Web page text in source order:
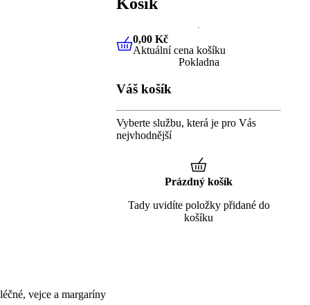
vejce a margaríny
0,00 KčAktuální cena košíku
0,00 Kč
Aktuální cena košíku
Pokladna
Váš košík
Vyberte službu, která je pro Vás
nejvhodnější
Prázdný košík
Tady uvidíte položky přidané do
košíku